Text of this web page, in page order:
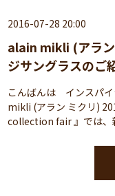
2016-07-28 20:00
alain mikli (アラン
ジサングラスのご
こんばんは インスパイ
mikli (アラン ミクリ)
collection fair 』では